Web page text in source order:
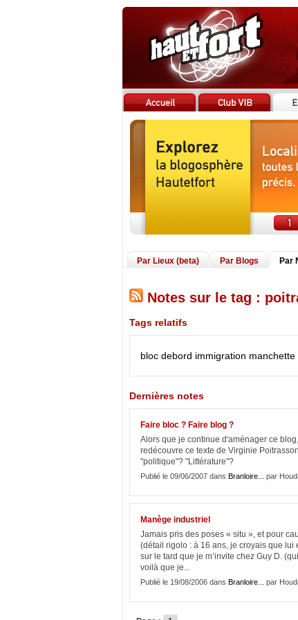
Par Lieux (beta) Par Blogs Par
Notes sur le tag :
Tags relatifs
bloc debord immigration manchette
Dernières notes
Faire bloc ? Faire blog ?
Alors que je continue d'aménager ce
redécouvre ce texte de Virginie
"politique"? "Littérature"?
Publié le 09/06/2007 dans Branloire... par
Manège industriel
Jamais pris des poses « situ », et pour
(détail rigolo : à 16 ans, je croyais que lui
sur le tard que je m’invite chez Guy D.
voilà que je...
Publié le 19/08/2006 dans Branloire... par